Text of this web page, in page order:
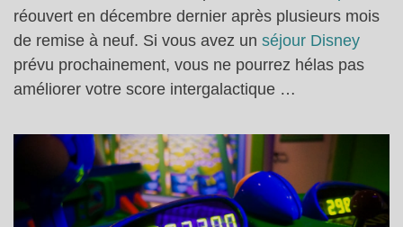
réouvert en décembre dernier après plusieurs mois
de remise à neuf. Si vous avez un séjour Disney
prévu prochainement, vous ne pourrez hélas pas
améliorer votre score intergalactique …